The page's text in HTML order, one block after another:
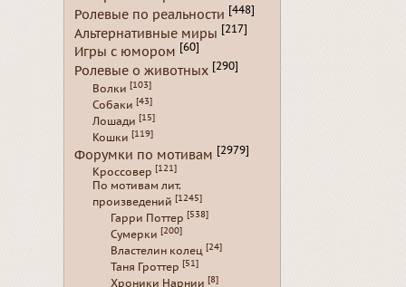
Ролевые по реальности [448]
Альтернативные миры [217]
Игры с юмором [60]
Ролевые о животных [290]
Волки [103]
Собаки [43]
Лошади [15]
Кошки [119]
Форумки по мотивам [2979]
Кроссовер [121]
По мотивам лит.
произведений [1245]
Гарри Поттер [538]
Сумерки [200]
Властелин колец [24]
Таня Гроттер [51]
Хроники Нарнии [8]